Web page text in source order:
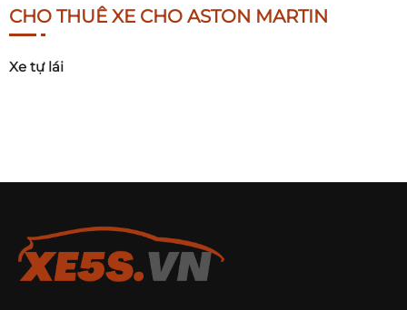
CHO THUÊ XE CHO ASTON MARTIN
Xe tự lái